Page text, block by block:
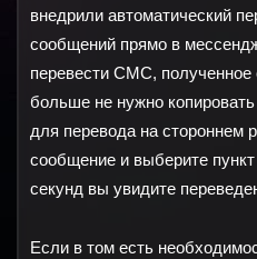
внедрили автоматический
сообщений прямо в
перевести СМС, полученное
больше не нужно
для перевода на стороннем
сообщение и выберите
секунд вы увидите
Если в том есть